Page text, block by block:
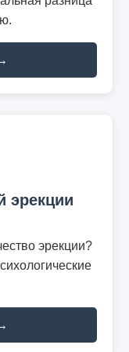
эрекции
эрекции?